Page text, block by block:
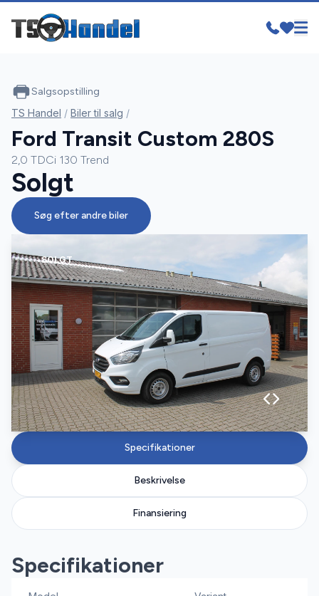
SOLGT
Specifikationer
Beskrivelse
Finansiering
Specifikationer
Salgsopstilling
TS Handel / Biler til salg /
Ford Transit Custom 280S
2,0 TDCi 130 Trend
Solgt
Søg efter andre biler